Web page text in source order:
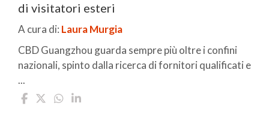
di visitatori esteri
A cura di: Laura Murgia
CBD Guangzhou guarda sempre più oltre i confini
nazionali, spinto dalla ricerca di fornitori qualificati e
...